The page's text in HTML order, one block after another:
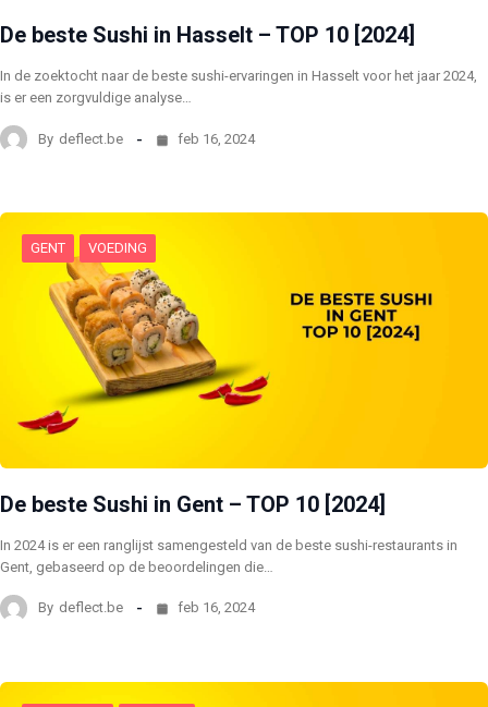
De beste Sushi in Hasselt – TOP 10 [2024]
In de zoektocht naar de beste sushi-ervaringen in Hasselt voor het jaar 2024,
is er een zorgvuldige analyse…
By deflect.be feb 16, 2024
GENT VOEDING
De beste Sushi in Gent – TOP 10 [2024]
In 2024 is er een ranglijst samengesteld van de beste sushi-restaurants in
Gent, gebaseerd op de beoordelingen die…
By deflect.be feb 16, 2024